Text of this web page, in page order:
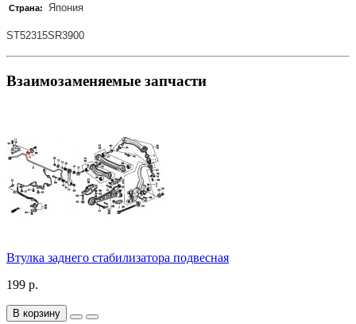
Страна: Япония
ST52315SR3900
Взаимозаменяемые запчасти
Втулка заднего стабилизатора подвесная
199 р.
В корзину